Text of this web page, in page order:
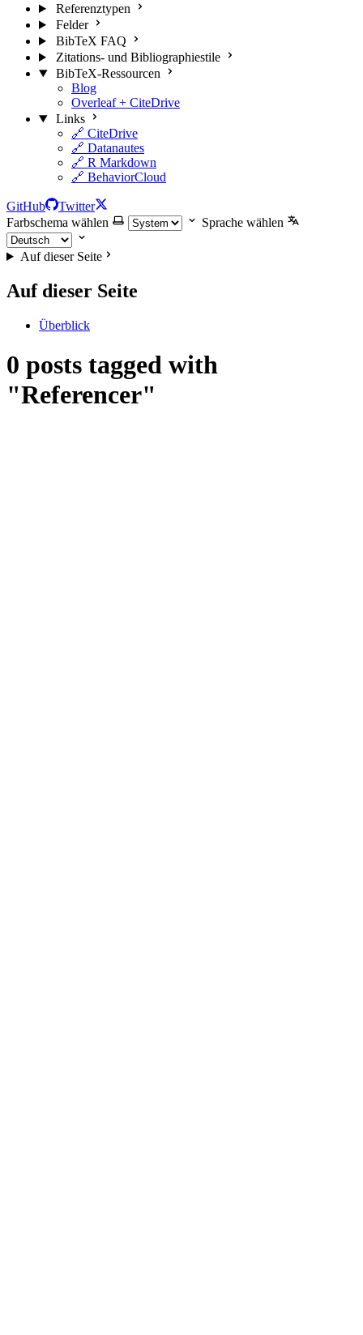
Referenztypen
Felder
BibTeX FAQ
Zitations- und Bibliographiestile
BibTeX-Ressourcen
Blog
Overleaf + CiteDrive
Links
🔗 CiteDrive
🔗 Datanautes
🔗 R Markdown
🔗 BehaviorCloud
GitHub
Twitter
Farbschema wählen
Sprache wählen
Auf dieser Seite
Auf dieser Seite
Überblick
0 posts tagged with
"Referencer"